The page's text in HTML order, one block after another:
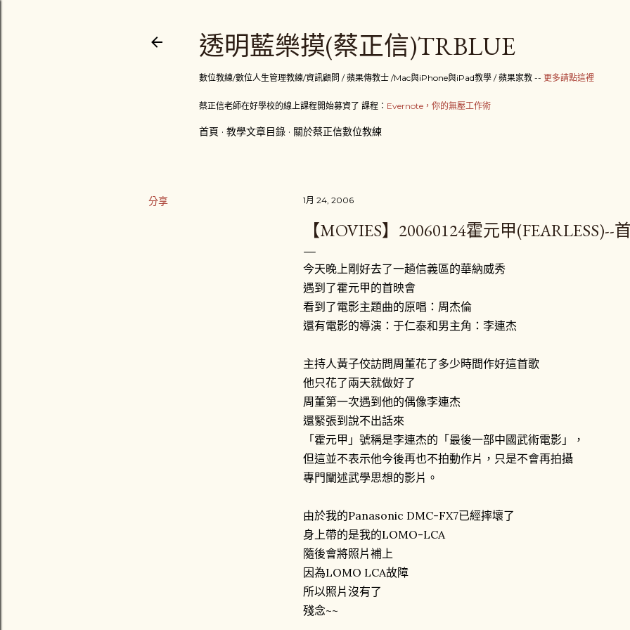
透明藍樂摸(蔡正信)TRBLUE
數位教練/數位人生管理教練/資訊顧問 / 蘋果傳教士 /Mac與iPhone與iPad教學 / 蘋果家教 -- 更多請點這裡
蔡正信老師在好學校的線上課程開始募資了 課程： Evernote，你的無壓工作術
首頁 教學文章目錄 關於蔡正信數位教練
分享 1月 24, 2006
【MOVIES】20060124霍元甲(FEARLESS)--
今天晚上剛好去了一趟信義區的華納威秀
遇到了霍元甲的首映會
看到了電影主題曲的原唱：周杰倫
還有電影的導演：于仁泰和男主角：李連杰
主持人黃子佼訪問周董花了多少時間作好這首歌
他只花了兩天就做好了
周董第一次遇到他的偶像李連杰
還緊張到說不出話來
「霍元甲」號稱是李連杰的「最後一部中國武術電影」，
但這並不表示他今後再也不拍動作片，只是不會再拍攝
專門闡述武學思想的影片。
由於我的Panasonic DMC-FX7已經摔壞了
身上帶的是我的LOMO-LCA
隨後會將照片補上
因為LOMO LCA故障
所以照片沒有了
殘念~~